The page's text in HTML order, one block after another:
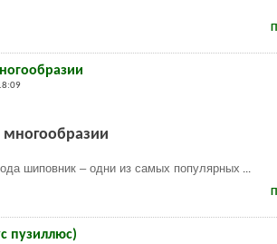
многообразии
шиповник – одни из самых популярных ...
пузиллюс)